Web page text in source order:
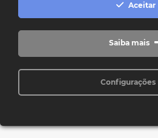
Aceitar
Saiba mais
Configurações